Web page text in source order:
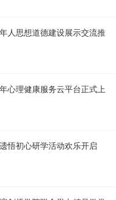
人思想道德建设展示交流推
心理健康服务云平台正式上
悟初心研学活动欢乐开启